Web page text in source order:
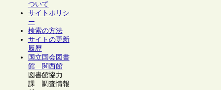
ついて
サイトポリシ
ー
検索の方法
サイトの更新
履歴
国立国会図書
館 関西館
図書館協力
課 調査情報